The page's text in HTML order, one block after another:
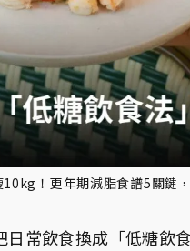
！更年期減脂食譜5關鍵
日常飲食換成「低糖飲